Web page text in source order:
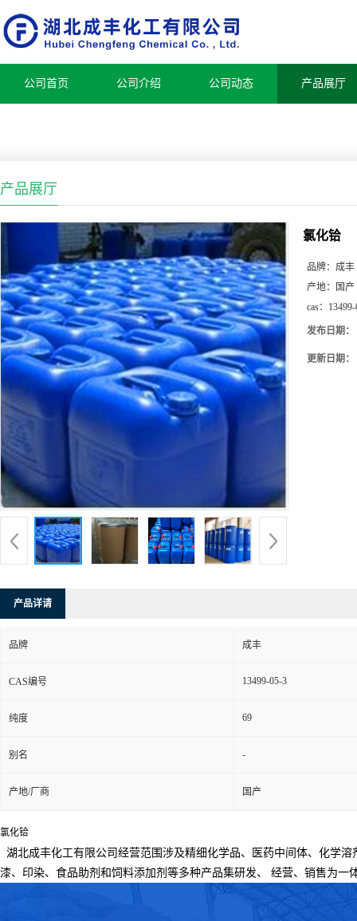
公司首页 公司介绍 公司动态 产品展厅
产品展厅
氯化铪
品牌： 成丰
产地：
国产
cas：
发布日期：
更新日期：
产品详请
品牌 成丰
CAS编号 13499-05-3
纯度 69
别名 -
产地/厂商 国产
氯化铪
湖北成丰化工有限公司经营范围涉及精细化学品、医药中间体、化学
漆、印染、食品助剂和饲料添加剂等多种产品集研发、
经营、销售为一